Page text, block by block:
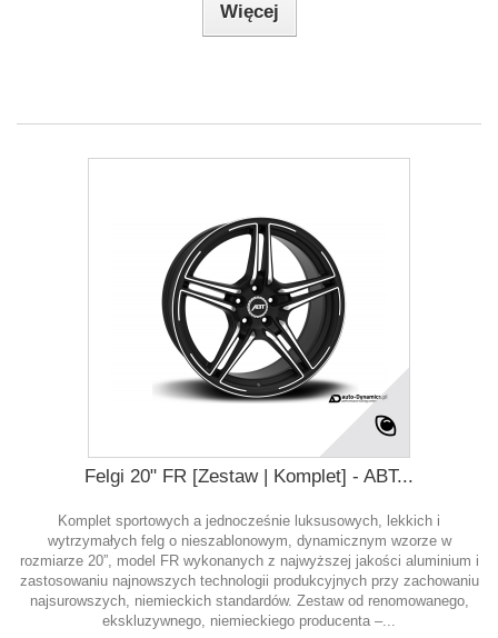
Więcej
Felgi 20" FR [Zestaw | Komplet] - ABT...
Komplet sportowych a jednocześnie luksusowych, lekkich i
wytrzymałych felg o nieszablonowym, dynamicznym wzorze w
rozmiarze 20”, model FR wykonanych z najwyższej jakości aluminium i
zastosowaniu najnowszych technologii produkcyjnych przy zachowaniu
najsurowszych, niemieckich standardów. Zestaw od renomowanego,
ekskluzywnego, niemieckiego producenta –...